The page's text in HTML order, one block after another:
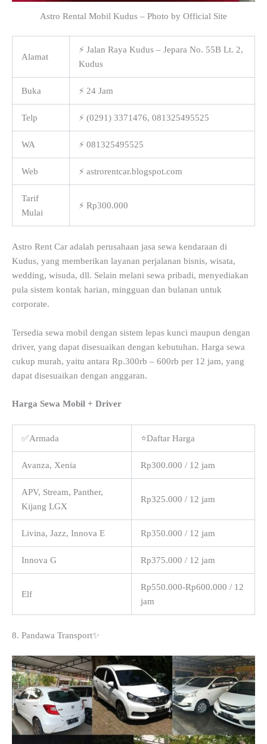
Astro Rental Mobil Kudus – Photo by Official Site
Alamat
⚡ Jalan Raya Kudus – Jepara No. 55B Lt. 2,
Kudus
Buka ⚡ 24 Jam
Telp ⚡ (0291) 3371476, 081325495525
WA ⚡ 081325495525
Web ⚡ astrorentcar.blogspot.com
Tarif
Mulai
⚡ Rp300.000
Astro Rent Car adalah perusahaan jasa sewa kendaraan di
Kudus, yang memberikan layanan perjalanan bisnis, wisata,
wedding, wisuda, dll. Selain melani sewa pribadi, menyediakan
pula sistem kontak harian, mingguan dan bulanan untuk
corporate.
Tersedia sewa mobil dengan sistem lepas kunci maupun dengan
driver, yang dapat disesuaikan dengan kebutuhan. Harga sewa
cukup murah, yaitu antara Rp.300rb – 600rb per 12 jam, yang
dapat disesuaikan dengan anggaran.
Harga Sewa Mobil + Driver
✅Armada ⭐Daftar Harga
Avanza, Xenia Rp300.000 / 12 jam
APV, Stream, Panther,
Kijang LGX
Rp325.000 / 12 jam
Livina, Jazz, Innova E Rp350.000 / 12 jam
Innova G Rp375.000 / 12 jam
Elf
Rp550.000-Rp600.000 / 12
jam
8. Pandawa Transport✨